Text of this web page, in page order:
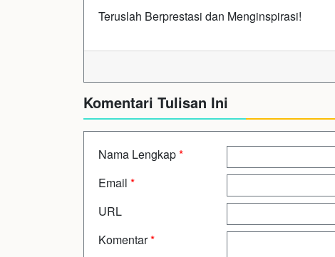
Teruslah Berprestasi dan Menginspirasi!
Komentari Tulisan Ini
Nama Lengkap*
Email *
URL
Komentar*